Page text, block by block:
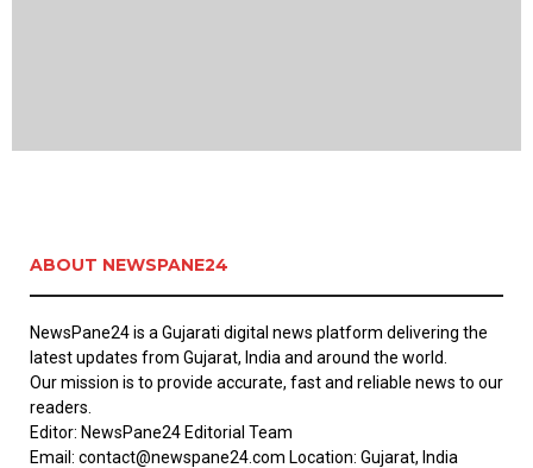
ABOUT NEWSPANE24
NewsPane24 is a Gujarati digital news platform delivering the
latest updates from Gujarat, India and around the world.
Our mission is to provide accurate, fast and reliable news to our
readers.
Editor: NewsPane24 Editorial Team
Email: contact@newspane24.com Location: Gujarat, India